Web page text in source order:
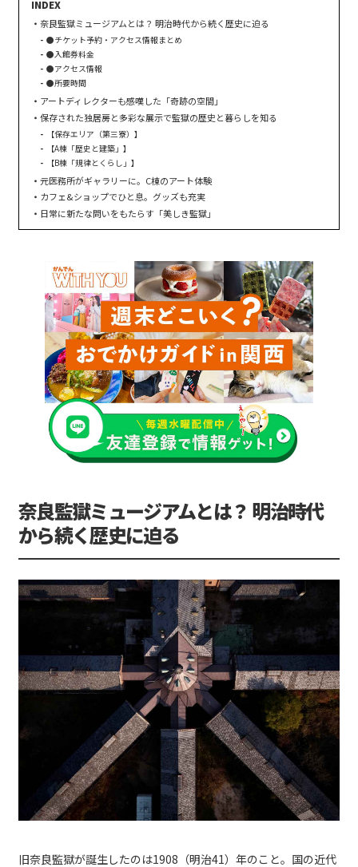
奈良監獄ミュージアムとは？ 明治時代から続く歴史に迫る
●チケット予約・アクセス情報まとめ
●入館券料金
●アクセス情報
●所要時間
アートディレクターも感嘆した「奇跡の空間」
保存された独居房と多彩な展示で監獄の歴史と暮らしを知る
【保存エリア（第三寮）】
【A棟「歴史と建築」】
【B棟「規律とくらし」】
元医務所がギャラリーに。C棟のアート体験
カフェ&ショップでひと息。グッズも充実
日常に新たな問いをもたらす「美しき監獄」
奈良監獄ミュージアムとは？ 明治時代
から続く歴史に迫る
旧奈良監獄が誕生したのは1908（明治41）年のこと。国の近代